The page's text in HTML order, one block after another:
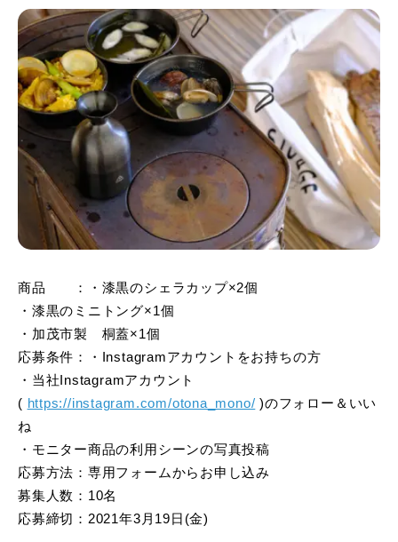
商品 ：・漆黒のシェラカップ×2個
・漆黒のミニトング×1個
・加茂市製 桐蓋×1個
応募条件：・Instagramアカウントをお持ちの方
・当社Instagramアカウント
( https://instagram.com/otona_mono/ )のフォロー＆いい
ね
・モニター商品の利用シーンの写真投稿
応募方法：専用フォームからお申し込み
募集人数：10名
応募締切：2021年3月19日(金)